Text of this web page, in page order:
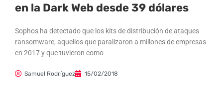
en la Dark Web desde 39 dólares
Sophos ha detectado que los kits de distribución de ataques
ransomware, aquellos que paralizaron a millones de empresas
en 2017 y que tuvieron como
Samuel Rodríguez 15/02/2018